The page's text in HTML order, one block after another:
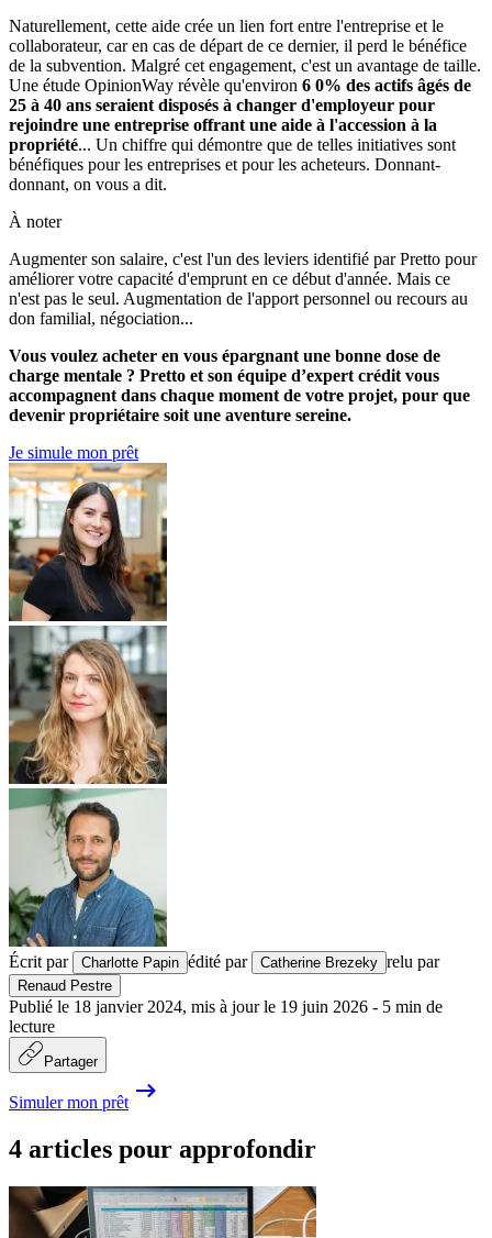
Naturellement, cette aide crée un lien fort entre l'entreprise et le
collaborateur, car en cas de départ de ce dernier, il perd le bénéfice
de la subvention. Malgré cet engagement, c'est un avantage de taille.
Une étude OpinionWay révèle qu'environ 6 0% des actifs âgés de
25 à 40 ans seraient disposés à changer d'employeur pour
rejoindre une entreprise offrant une aide à l'accession à la
propriété... Un chiffre qui démontre que de telles initiatives sont
bénéfiques pour les entreprises et pour les acheteurs. Donnant-
donnant, on vous a dit.
À noter
Augmenter son salaire, c'est l'un des leviers identifié par Pretto pour
améliorer votre capacité d'emprunt en ce début d'année. Mais ce
n'est pas le seul. Augmentation de l'apport personnel ou recours au
don familial, négociation...
Vous voulez acheter en vous épargnant une bonne dose de
charge mentale ? Pretto et son équipe d’expert crédit vous
accompagnent dans chaque moment de votre projet, pour que
devenir propriétaire soit une aventure sereine.
Je simule mon prêt
Écrit par Charlotte Papin édité par Catherine Brezeky relu par
Renaud Pestre
Publié le 18 janvier 2024, mis à jour le 19 juin 2026 - 5 min de
lecture
Partager
Simuler mon prêt
4 articles pour approfondir